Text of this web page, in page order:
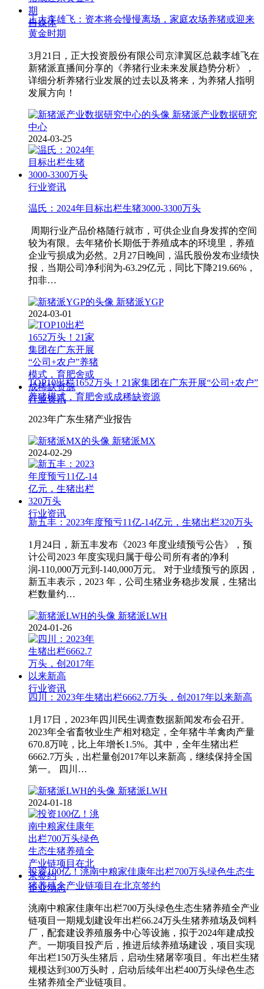
自媒体
正大李雄飞：资本将会慢慢离场，家庭农场养猪或迎来
黄金时期
3月21日，正大投资股份有限公司京津翼区总裁李雄飞在
新猪派直播间分享的《养猪行业未来发展趋势分析》，
详细分析养猪行业发展的过去以及将来，为养猪人指明
发展方向！
新猪派产业数据研究
中心
2024-03-25
行业资讯
温氏：2024年目标出栏生猪3000-3300万头
周期行业产品价格随行就市，可供企业自身发挥的空间
较为有限。去年猪价长期低于养殖成本的环境里，养殖
企业亏损成为必然。2月27日晚间，温氏股份发布业绩快
报，当期公司净利润为-63.29亿元，同比下降219.66%，
扣非…
新猪派YGP
2024-03-01
行业资讯
TOP10出栏1652万头！21家集团在广东开展“公司+农户”
养猪模式，育肥舍或成稀缺资源
2023年广东生猪产业报告
新猪派MX
2024-02-29
行业资讯
新五丰：2023年度预亏11亿-14亿元，生猪出栏320万头
1月24日，新五丰发布《2023 年度业绩预亏公告》，预
计公司2023 年度实现归属于母公司所有者的净利
润-110,000万元到-140,000万元。 对于业绩预亏的原因，
新五丰表示，2023 年，公司生猪业务稳步发展，生猪出
栏数量约…
新猪派LWH
2024-01-26
行业资讯
四川：2023年生猪出栏6662.7万头，创2017年以来新高
1月17日，2023年四川民生调查数据新闻发布会召开。
2023年全省畜牧业生产相对稳定，全年猪牛羊禽肉产量
670.8万吨，比上年增长1.5%。其中，全年生猪出栏
6662.7万头，出栏量创2017年以来新高，继续保持全国
第一。 四川…
新猪派LWH
2024-01-18
企业动态
投资100亿！洮南中粮家佳康年出栏700万头绿色生态生
猪养殖全产业链项目在北京签约
洮南中粮家佳康年出栏700万头绿色生态生猪养殖全产业
链项目一期规划建设年出栏66.24万头生猪养殖场及饲料
厂，配套建设养殖服务中心等设施，拟于2024年建成投
产。一期项目投产后，推进后续养殖场建设，项目实现
年出栏150万头生猪后，启动生猪屠宰项目。年出栏生猪
规模达到300万头时，启动后续年出栏400万头绿色生态
生猪养殖全产业链项目。